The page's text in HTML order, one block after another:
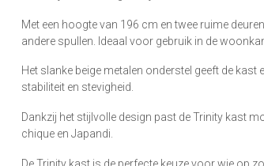
Met een hoogte van 196 cm en twee ruime
andere spullen. Ideaal voor gebruik in de
Het slanke beige metalen onderstel geeft de
stabiliteit en stevigheid.
Dankzij het stijlvolle design past de Trinity kast
chique en Japandi.